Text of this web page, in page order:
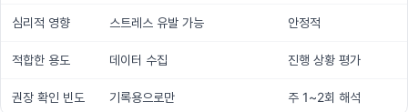
심리적 영향 스트레스 유발 가능 안정적
적합한 용도 데이터 수집 진행 상황 평가
권장 확인 빈도 기록용으로만 주 1~2회 해석